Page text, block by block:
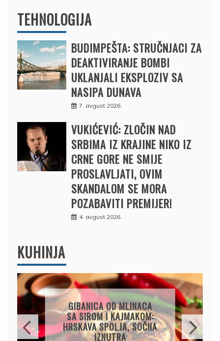
TEHNOLOGIJA
BUDIMPEŠTA: STRUČNJACI ZA
DEAKTIVIRANJE BOMBI
UKLANJALI EKSPLOZIV SA
NASIPA DUNAVA
7. avgust 2026.
VUKIĆEVIĆ: ZLOČIN NAD
SRBIMA IZ KRAJINE NIKO IZ
CRNE GORE NE SMIJE
PROSLAVLJATI, OVIM
SKANDALOM SE MORA
POZABAVITI PREMIJER!
4. avgust 2026.
KUHINJA
GIBANICA OD MLINACA
SA SIROM I KAJMAKOM:
HRSKAVA SPOLJA, SOČNA
IZNUTRA